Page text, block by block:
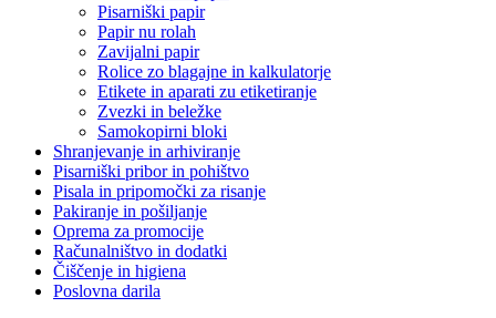
Pisarniški papir
Papir nu rolah
Zavijalni papir
Rolice zo blagajne in kalkulatorje
Etikete in aparati zu etiketiranje
Zvezki in beležke
Samokopirni bloki
Shranjevanje in arhiviranje
Pisarniški pribor in pohištvo
Pisala in pripomočki za risanje
Pakiranje in pošiljanje
Oprema za promocije
Računalništvo in dodatki
Čiščenje in higiena
Poslovna darila